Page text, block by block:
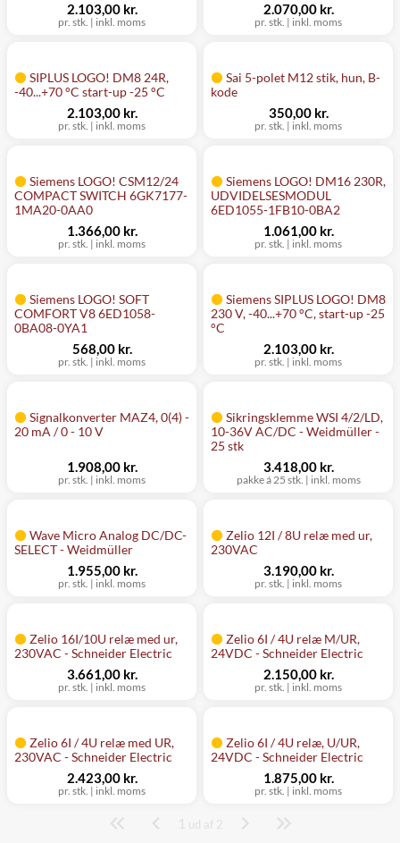
pr. stk. | inkl. moms
2.103,00 kr.
pr. stk. | inkl. moms
2.070,00 kr.
SIPLUS LOGO! DM8 24R,
-40...+70 °C start-up -25 °C
pr. stk. | inkl. moms
2.103,00 kr.
Sai 5-polet M12 stik, hun, B-
kode
pr. stk. | inkl. moms
350,00 kr.
Siemens LOGO! CSM12/24
COMPACT SWITCH 6GK7177-
1MA20-0AA0
pr. stk. | inkl. moms
1.366,00 kr.
Siemens LOGO! DM16 230R,
UDVIDELSESMODUL
6ED1055-1FB10-0BA2
pr. stk. | inkl. moms
1.061,00 kr.
Siemens LOGO! SOFT
COMFORT V8 6ED1058-
0BA08-0YA1
pr. stk. | inkl. moms
568,00 kr.
Siemens SIPLUS LOGO! DM8
230 V, -40...+70 °C, start-up -25
°C
pr. stk. | inkl. moms
2.103,00 kr.
Signalkonverter MAZ4, 0(4) -
20 mA / 0 - 10 V
pr. stk. | inkl. moms
1.908,00 kr.
Sikringsklemme WSI 4/2/LD,
10-36V AC/DC - Weidmüller -
25 stk
pakke á 25 stk. | inkl. moms
3.418,00 kr.
Wave Micro Analog DC/DC-
SELECT - Weidmüller
pr. stk. | inkl. moms
1.955,00 kr.
Zelio 12I / 8U relæ med ur,
230VAC
pr. stk. | inkl. moms
3.190,00 kr.
Zelio 16I/10U relæ med ur,
230VAC - Schneider Electric
pr. stk. | inkl. moms
3.661,00 kr.
Zelio 6I / 4U relæ M/UR,
24VDC - Schneider Electric
pr. stk. | inkl. moms
2.150,00 kr.
Zelio 6I / 4U relæ med UR,
230VAC - Schneider Electric
pr. stk. | inkl. moms
2.423,00 kr.
Zelio 6I / 4U relæ, U/UR,
24VDC - Schneider Electric
pr. stk. | inkl. moms
1.875,00 kr.
Side
1 ud af 2